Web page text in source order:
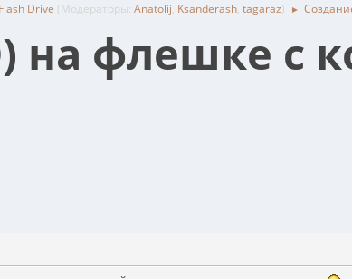
Drive (Модераторы: Anatolij, Ksanderash, tagaraz) ►
на флешке с